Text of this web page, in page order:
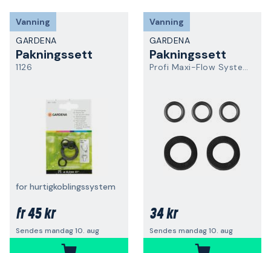
Vanning
GARDENA
Pakningssett
1126
for hurtigkoblingssystem
fr45 kr
Sendes mandag 10. aug
Vanning
GARDENA
Pakningssett
Profi Maxi-Flow System
34 kr
Sendes mandag 10. aug